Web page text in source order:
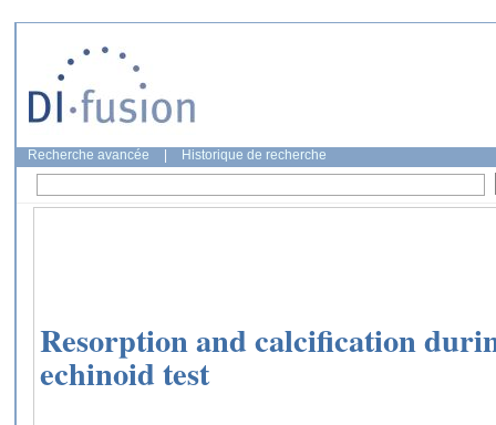
Recherche avancée Historique de recherche
Resorption and calcification
echinoid test